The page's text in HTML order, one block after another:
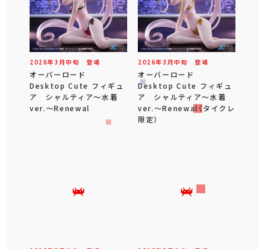
2026年3 月中旬 登場
オーバーロード
Desktop Cute フィギュ
ア シャルティア～水着
ver.～Renewal
2026年3 月中旬 登場
オーバーロード
Desktop Cute フィギュ
ア シャルティア～水着
ver.～Renewal（タイクレ
限定）